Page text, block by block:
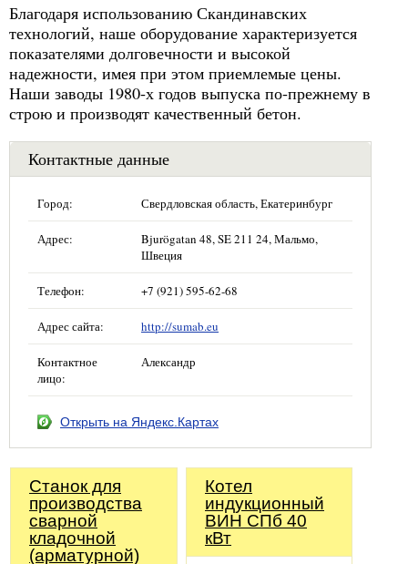
Благодаря использованию Скандинавских
технологий, наше оборудование характеризуется
показателями долговечности и высокой
надежности, имея при этом приемлемые цены.
Наши заводы 1980-х годов выпуска по-прежнему в
строю и производят качественный бетон.
Контактные данные
Город: Свердловская область, Екатеринбург
Адрес:
Bjurögatan 48, SE 211 24, Мальмо,
Швеция
Телефон: +7 (921) 595-62-68
Адрес сайта: http://sumab.eu
Контактное
лицо:
Александр
Открыть на Яндекс.Картах
Станок для
производства
сварной
кладочной
(арматурной)
Котел
индукционный
ВИН СПб 40
кВт